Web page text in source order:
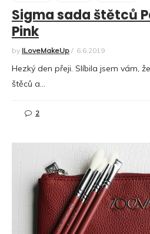
Sigma sada štětců
Pink
by ILoveMakeUp / 6.6.2019
Hezký den přeji. Slíbila jsem vám,
štěců a…
2